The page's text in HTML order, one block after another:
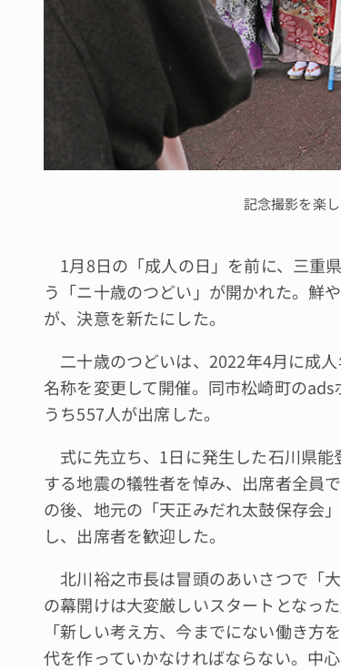
記念撮影を楽
1月8日の「成人の日」を前に、三重
う「ニ十歳のつどい」が開かれた。鮮
が、決意を新たにした。
二十歳のつどいは、2022年4月に成
名称を変更して開催。同市松崎町の
うち557人が出席した。
式に先立ち、1日に発生した石川県能
する地震の犠牲者を悼み、出席者全員
の後、地元の「天正みだれ太鼓保存会
し、出席者を歓迎した。
北川裕之市長は冒頭のあいさつで「
の幕開けは大変厳しいスタートとなった
「新しい考え方、今までにない働き方
代を作っていかなければならない。中